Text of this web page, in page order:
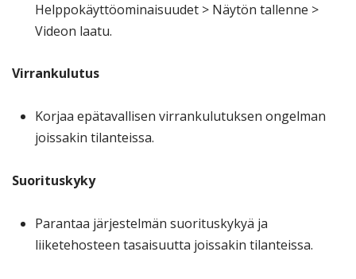
Helppokäyttöominaisuudet > Näytön tallenne >
Videon laatu.
Virrankulutus
Korjaa epätavallisen virrankulutuksen ongelman
joissakin tilanteissa.
Suorituskyky
Parantaa järjestelmän suorituskykyä ja
liiketehosteen tasaisuutta joissakin tilanteissa.